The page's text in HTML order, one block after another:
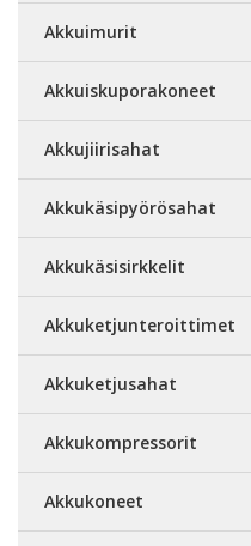
Akkuimurit
Akkuiskuporakoneet
Akkujiirisahat
Akkukäsipyörösahat
Akkukäsisirkkelit
Akkuketjunteroittimet
Akkuketjusahat
Akkukompressorit
Akkukoneet